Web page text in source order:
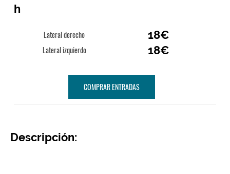
h
Lateral derecho 18€
Lateral izquierdo 18€
COMPRAR ENTRADAS
Descripción: